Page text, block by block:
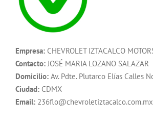
Empresa: CHEVROLET IZTACALCO
Contacto:JOSÉ MARIA LOZANO SALAZAR
Domicilio: Av. Pdte. Plutarco Elías Calles
Ciudad: CDMX
Email: 236flo@chevroletiztacalco.com.mx